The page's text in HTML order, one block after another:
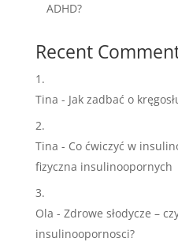
ADHD?
Recent
Tina - Jak zadbać o
Tina - Co ćwiczyć w
fizyczna insulinoopornych
Ola - Zdrowe słodycze –
insulinoopornosci?